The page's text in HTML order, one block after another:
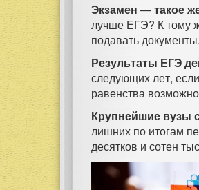
Экзамен —такое
лучше ЕГЭ? К тому
подавать документы.
Результаты ЕГЭ
следующих лет,
равенства
Крупнейшие вузы
лишних по итогам
десятков и сотен